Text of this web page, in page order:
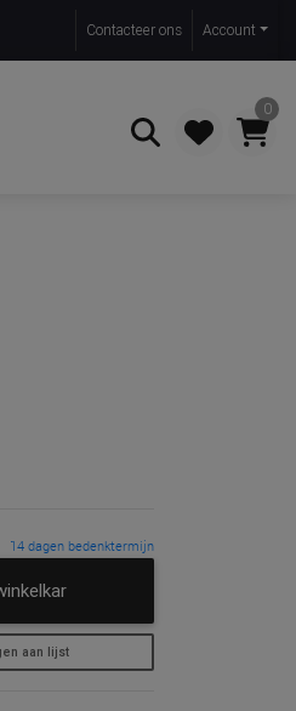
Contacteer ons Account
0
14 dagen bedenktermijn
aan lijst